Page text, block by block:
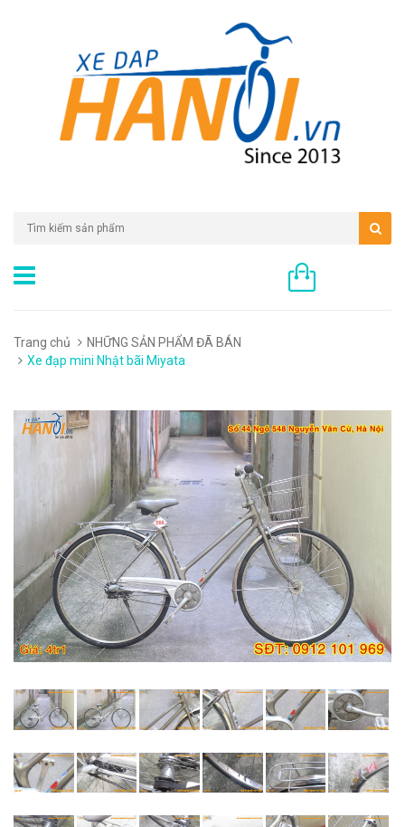
Trang chủ
NHỮNG SẢN PHẨM ĐÃ BÁN
Xe đạp mini Nhật bãi Miyata